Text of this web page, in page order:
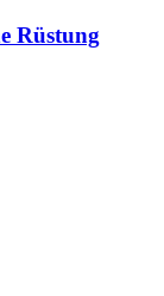
Rüstung